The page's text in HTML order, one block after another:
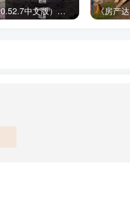
零希沃特（v0.52.7中文版）免费下载